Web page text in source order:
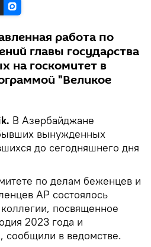
работа по
главы государства
на госкомитет в
"Великое
В Азербайджане
вынужденных
до сегодняшнего дня
по делам беженцев и
АР состоялось
посвященное
2023 года и
сообщили в ведомстве.